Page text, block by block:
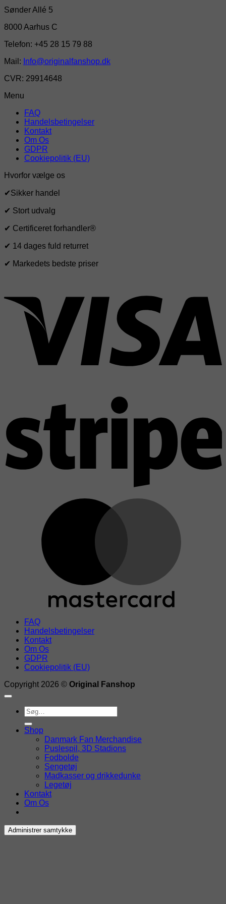
Sønder Allé 5
8000 Aarhus C
Telefon: +45 28 15 79 88
Mail: Info@originalfanshop.dk
CVR: 29914648
Menu
FAQ
Handelsbetingelser
Kontakt
Om Os
GDPR
Cookiepolitik (EU)
Hvorfor vælge os
✔Sikker handel
✔ Stort udvalg
✔ Certificeret forhandler®
✔ 14 dages fuld returret
✔ Markedets bedste priser
FAQ
Handelsbetingelser
Kontakt
Om Os
GDPR
Cookiepolitik (EU)
Copyright 2026 © Original Fanshop
Søg
efter:
Shop
Danmark Fan Merchandise
Puslespil, 3D Stadions
Fodbolde
Sengetøj
Madkasser og drikkedunke
Legetøj
Kontakt
Om Os
Administrer samtykke